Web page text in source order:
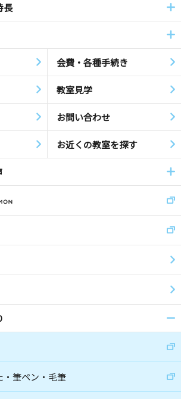
長
会費・各種手続き
教室見学
お問い合わせ
お近くの教室を探す
・筆ペン・毛筆